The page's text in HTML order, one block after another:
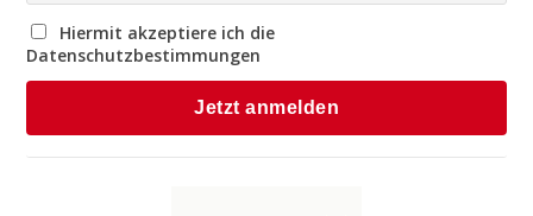
Hiermit akzeptiere ich die
Datenschutzbestimmungen